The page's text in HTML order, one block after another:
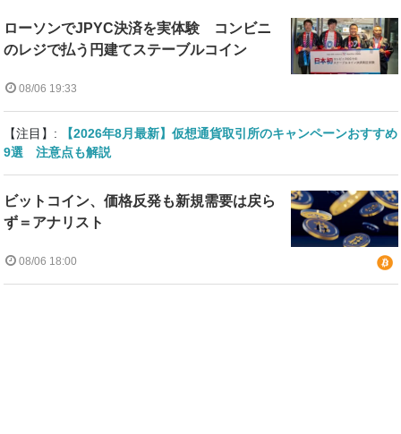
ローソンでJPYC決済を実体験 コンビニ
のレジで払う円建てステーブルコイン
08/06 19:33
【注目】:
【2026年8月最新】仮想通貨取引所のキャンペーンおすすめ
9選 注意点も解説
ビットコイン、価格反発も新規需要は戻ら
ず＝アナリスト
08/06 18:00